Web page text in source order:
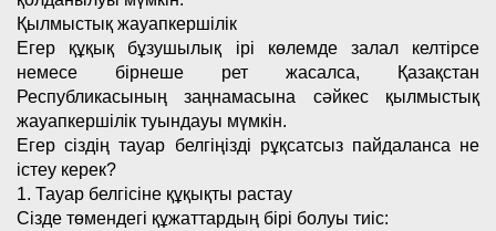
Қылмыстық жауапкершілік
Егер құқық бұзушылық ірі көлемде залал келтірсе
немесе бірнеше рет жасалса, Қазақстан
Республикасының заңнамасына сәйкес қылмыстық
жауапкершілік туындауы мүмкін.
Егер сіздің тауар белгіңізді рұқсатсыз пайдаланса не
істеу керек?
1. Тауар белгісіне құқықты растау
Сізде төмендегі құжаттардың бірі болуы тиіс: